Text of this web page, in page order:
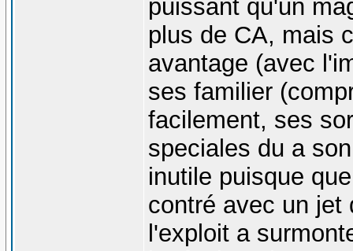
puissant qu'un
plus de CA, mais
avantage (avec
ses familier
facilement, ses
speciales du a
inutile puisque
contré avec un jet
l'exploit a